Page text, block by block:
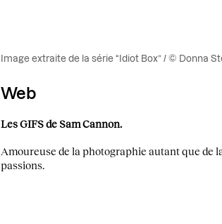
Image extraite de la série “Idiot Box” / © Donna
Web
Les GIFS de Sam Cannon.
Amoureuse de la photographie autant que de
passions.